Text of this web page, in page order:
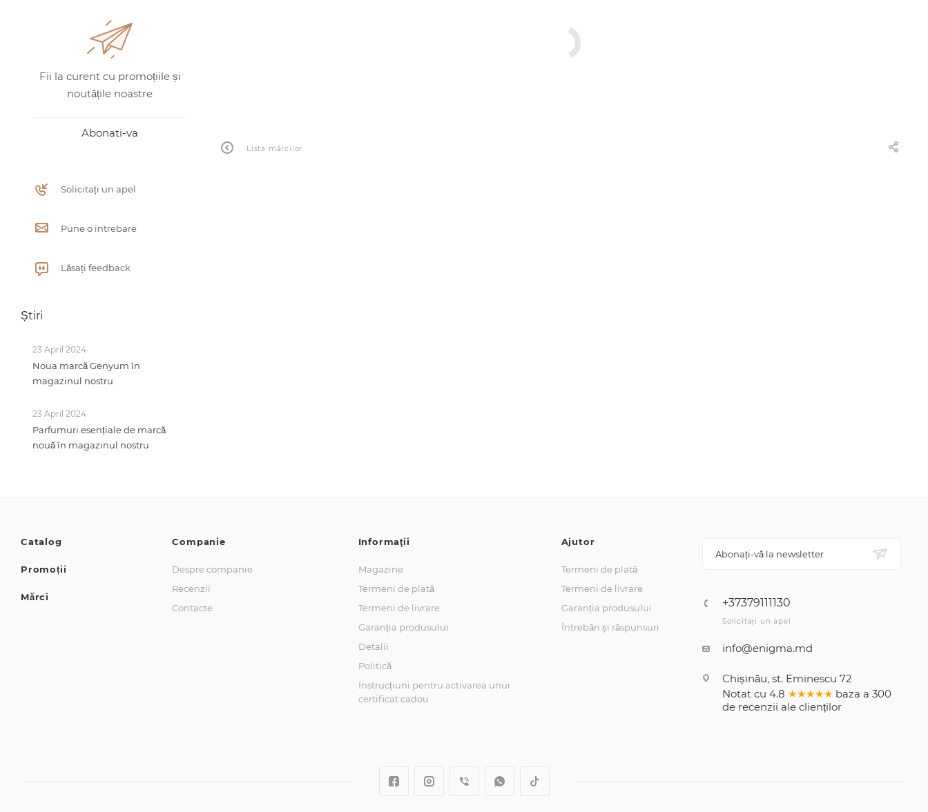
Lista mărcilor
Fii la curent cu promoțiile și
noutățile noastre
Abonati-va
Solicitați un apel
Pune o intrebare
Lăsați feedback
Știri
23 April 2024
Noua marcă Genyum în
magazinul nostru
23 April 2024
Parfumuri esențiale de marcă
nouă în magazinul nostru
Catalog
Promoții
Mărci
Companie
Despre companie
Recenzii
Contacte
Informaţii
Magazine
Termeni de plată
Termeni de livrare
Garanția produsului
Detalii
Politică
Instrucțiuni pentru activarea unui
certificat cadou
Ajutor
Termeni de plată
Termeni de livrare
Garanția produsului
Întrebări și răspunsuri
Abonați-vă la newsletter
+37379111130
Solicitați un apel
info@enigma.md
Chișinău, st. Eminescu 72
Notat cu 4.8 ★★★★★ baza a 300
de recenzii ale clienților